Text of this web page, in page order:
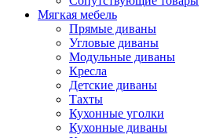
Мягкая мебель
Прямые диваны
Угловые диваны
Модульные диваны
Кресла
Детские диваны
Тахты
Кухонные уголки
Кухонные диваны